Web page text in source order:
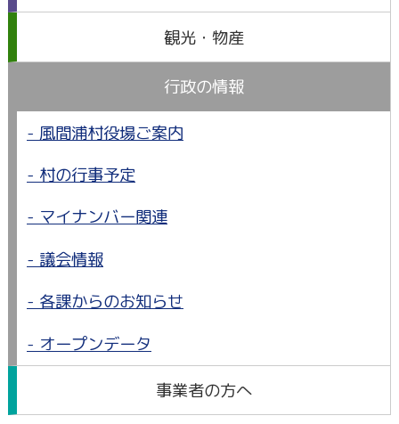
観光・物産
行政の情報
風間浦村役場ご案内
村の行事予定
マイナンバー関連
議会情報
各課からのお知らせ
オープンデータ
事業者の方へ